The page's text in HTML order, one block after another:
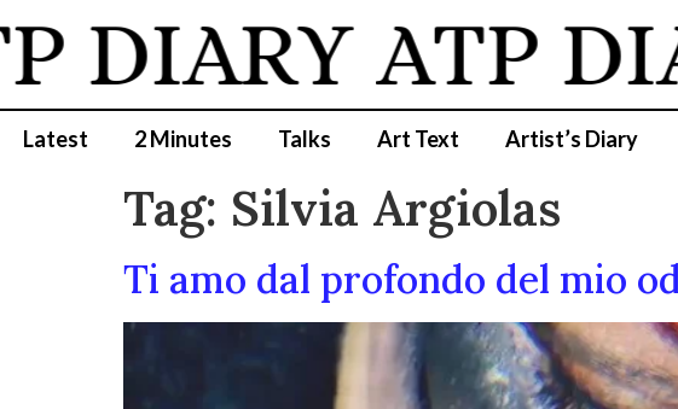
DIARY ATP
Latest 2 Minutes Talks Art Text Artist’s Diary
Tag: Silvia Argiolas
Ti amo dal profondo del mio